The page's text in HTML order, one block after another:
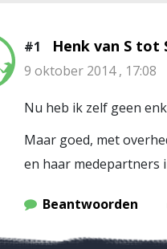
#1 Henk van S tot
9 oktober 2014 , 17:08
Nu heb ik zelf geen
Maar goed, met
en haar medepartners
Beantwoorden